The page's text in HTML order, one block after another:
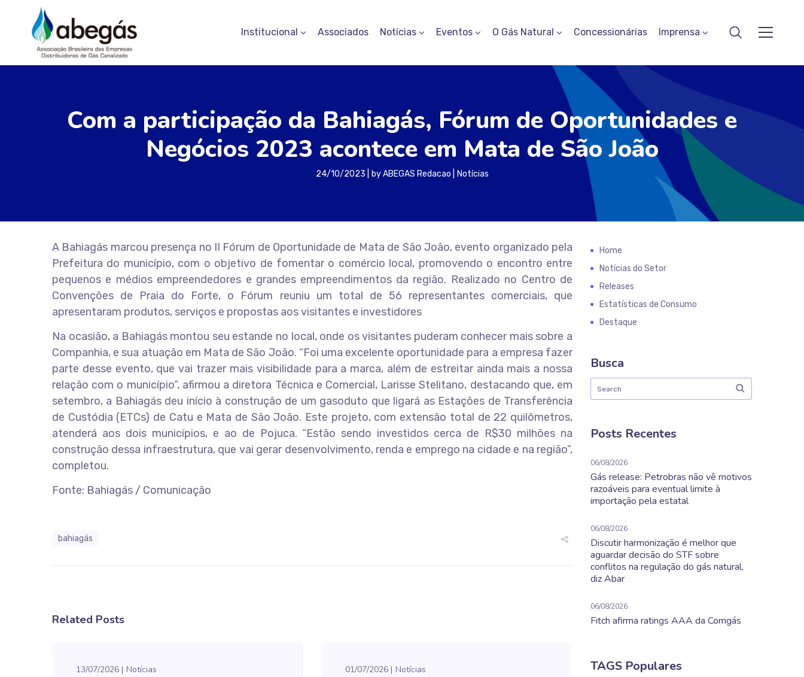
Institucional Associados Notícias Eventos O Gás Natural Concessionárias Imprensa
Com a participação da Bahiagás, Fórum de Oportunidades e
Negócios 2023 acontece em Mata de São João
24/10/2023 byABEGAS Redacao Notícias
A Bahiagás marcou presença no II Fórum de Oportunidade de Mata de São João, evento organizado pela
Prefeitura do município, com o objetivo de fomentar o comércio local, promovendo o encontro entre
pequenos e médios empreendedores e grandes empreendimentos da região. Realizado no Centro de
Convenções de Praia do Forte, o Fórum reuniu um total de 56 representantes comerciais, que
apresentaram produtos, serviços e propostas aos visitantes e investidores
Na ocasião, a Bahiagás montou seu estande no local, onde os visitantes puderam conhecer mais sobre a
Companhia, e sua atuação em Mata de São João. “Foi uma excelente oportunidade para a empresa fazer
parte desse evento, que vai trazer mais visibilidade para a marca, além de estreitar ainda mais a nossa
relação com o município”, afirmou a diretora Técnica e Comercial, Larisse Stelitano, destacando que, em
setembro, a Bahiagás deu início à construção de um gasoduto que ligará as Estações de Transferência
de Custódia (ETCs) de Catu e Mata de São João. Este projeto, com extensão total de 22 quilômetros,
atenderá aos dois municípios, e ao de Pojuca. “Estão sendo investidos cerca de R$30 milhões na
construção dessa infraestrutura, que vai gerar desenvolvimento, renda e emprego na cidade e na região”,
completou.
Fonte: Bahiagás / Comunicação
bahiagás
Related Posts
13/07/2026 Notícias 01/07/2026 Notícias
Home
Notícias do Setor
Releases
Estatísticas de Consumo
Destaque
Busca
Posts Recentes
06/08/2026
Gás release: Petrobras não vê motivos
razoáveis para eventual limite à
importação pela estatal
06/08/2026
Discutir harmonização é melhor que
aguardar decisão do STF sobre
conflitos na regulação do gás natural,
diz Abar
06/08/2026
Fitch afirma ratings AAA da Comgás
TAGS Populares